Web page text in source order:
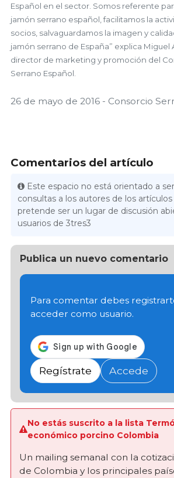
Español en el sector. Somos referente
jamón serrano español, facilitamos la
socios, salvaguardamos la imagen y
jamón serrano de España” explica Miguel
director de marketing y promoción del
Serrano Español.
26 de mayo de 2016 - Consorcio
Comentarios del artículo
Este espacio no está orientado a
consultas a los autores de los
pretende ser un lugar de discusión
usuarios de 3tres3
Publica un nuevo comentario
Para comentar debes
acceder como usuario.
Regístrate Accede
No estás suscrito a la lista
económico porcino Colombia
Un mailing semanal con la
de Colombia y los principales